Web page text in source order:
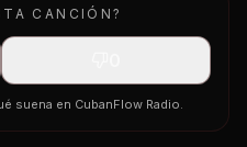
CANCIÓN?
suena en CubanFlow Radio.